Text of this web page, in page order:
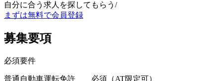
自分に合う求人を探してもらう /
まずは無料で会員登録
募集要項
必須要件
普通自動車運転免許 必須（AT限定可）